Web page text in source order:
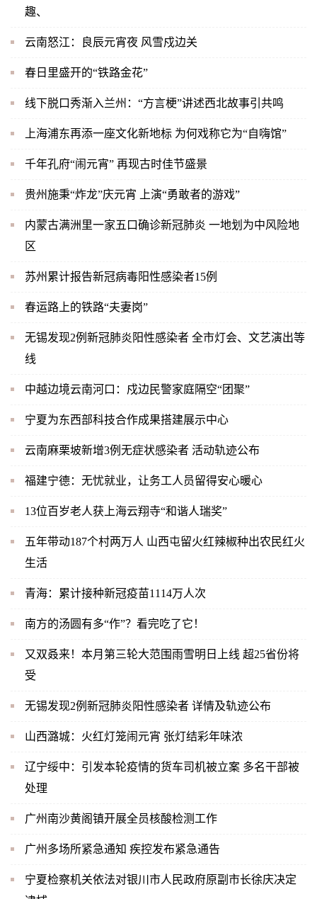
趣、
云南怒江：良辰元宵夜 风雪戍边关
春日里盛开的“铁路金花”
线下脱口秀渐入兰州：“方言梗”讲述西北故事引共鸣
上海浦东再添一座文化新地标 为何戏称它为“自嗨馆”
千年孔府“闹元宵” 再现古时佳节盛景
贵州施秉“炸龙”庆元宵 上演“勇敢者的游戏”
内蒙古满洲里一家五口确诊新冠肺炎 一地划为中风险地
区
苏州累计报告新冠病毒阳性感染者15例
春运路上的铁路“夫妻岗”
无锡发现2例新冠肺炎阳性感染者 全市灯会、文艺演出等
线
中越边境云南河口：戍边民警家庭隔空“团聚”
宁夏为东西部科技合作成果搭建展示中心
云南麻栗坡新增3例无症状感染者 活动轨迹公布
福建宁德：无忧就业，让务工人员留得安心暖心
13位百岁老人获上海云翔寺“和谐人瑞奖”
五年带动187个村两万人 山西屯留火红辣椒种出农民红火
生活
青海：累计接种新冠疫苗1114万人次
南方的汤圆有多“作”？看完吃了它！
又双叒来！本月第三轮大范围雨雪明日上线 超25省份将
受
无锡发现2例新冠肺炎阳性感染者 详情及轨迹公布
山西潞城：火红灯笼闹元宵 张灯结彩年味浓
辽宁绥中：引发本轮疫情的货车司机被立案 多名干部被
处理
广州南沙黄阁镇开展全员核酸检测工作
广州多场所紧急通知 疾控发布紧急通告
宁夏检察机关依法对银川市人民政府原副市长徐庆决定